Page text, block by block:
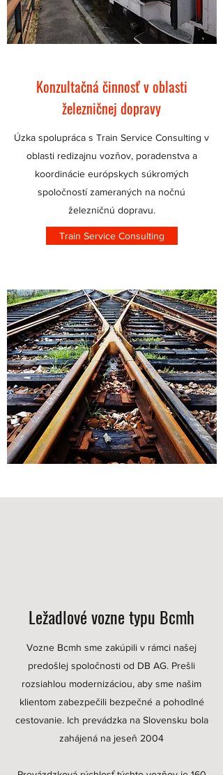
Konzultačná činnosť v oblasti
železničnej dopravy
Úzka spolupráca s Train Service Consulting v
oblasti redizajnu vozňov, poradenstva a
koordinácie európskych súkromých
spoločností zameraných na nočnú
železničnú dopravu.
Train Service Consulting
Ležadlové vozne typu Bcmh
Vozne Bcmh sme zakúpili v rámci našej
predošlej spoločnosti od DB AG. Prešli
rozsiahlou modernizáciou, aby sme našim
klientom zabezpečili bezpečné a pohodlné
cestovanie. Ich prevádzka na Slovensku bola
zahájená na jeseň 2004